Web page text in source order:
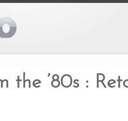
the ’80s :